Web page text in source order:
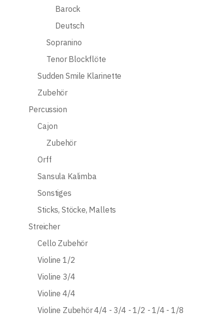
Barock
Deutsch
Sopranino
Tenor Blockflöte
Sudden Smile Klarinette
Zubehör
Percussion
Cajon
Zubehör
Orff
Sansula Kalimba
Sonstiges
Sticks, Stöcke, Mallets
Streicher
Cello Zubehör
Violine 1/2
Violine 3/4
Violine 4/4
Violine Zubehör 4/4 - 3/4 - 1/2 - 1/4 - 1/8